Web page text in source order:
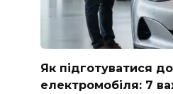
Як підготуватися до
електромобіля: 7